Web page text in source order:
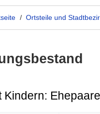
/ Ortsteile und
Kindern: